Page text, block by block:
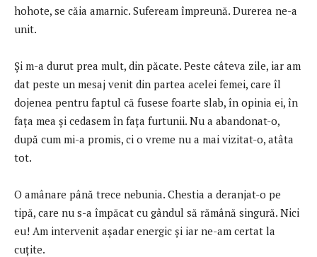
hohote, se căia amarnic. Sufeream împreună. Durerea ne-a
unit.
Şi m-a durut prea mult, din păcate. Peste câteva zile, iar am
dat peste un mesaj venit din partea acelei femei, care îl
dojenea pentru faptul că fusese foarte slab, în opinia ei, în
faţa mea şi cedasem în faţa furtunii. Nu a abandonat-o,
după cum mi-a promis, ci o vreme nu a mai vizitat-o, atâta
tot.
O amânare până trece nebunia. Chestia a deranjat-o pe
tipă, care nu s-a împăcat cu gândul să rămână singură. Nici
eu! Am intervenit aşadar energic şi iar ne-am certat la
cuţite.